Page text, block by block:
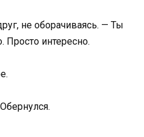
не оборачиваясь. — Ты
Просто интересно.